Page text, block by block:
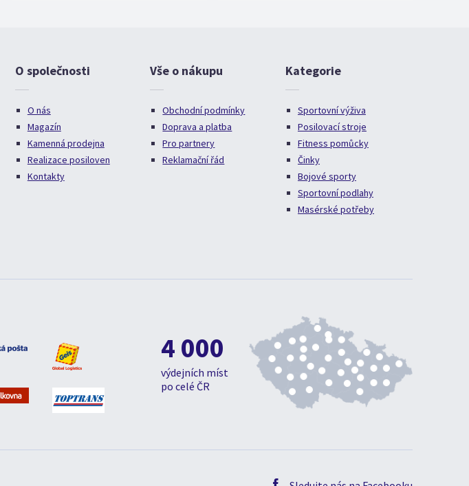
O společnosti
O nás
Magazín
Kamenná prodejna
Realizace posiloven
Kontakty
Vše o nákupu
Obchodní podmínky
Doprava a platba
Pro partnery
Reklamační řád
Kategorie
Sportovní výživa
Posilovací stroje
Fitness pomůcky
Činky
Bojové sporty
Sportovní podlahy
Masérské potřeby
4 000
výdejních míst
po celé ČR